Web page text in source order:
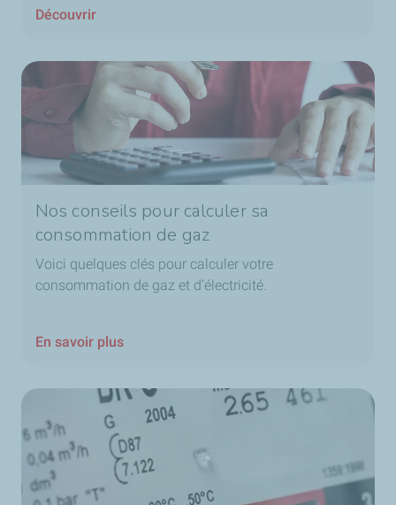
Découvrir
Nos conseils pour calculer sa
consommation de gaz
Voici quelques clés pour calculer votre
consommation de gaz et d’électricité.
En savoir plus